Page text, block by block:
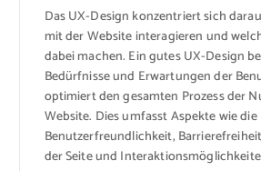
Das UX-Design konzentriert sich
mit der Website interagieren und
dabei machen. Ein gutes UX-Design
Bedürfnisse und Erwartungen der
optimiert den gesamten Prozess der
Website. Dies umfasst Aspekte wie die
Benutzerfreundlichkeit,
der Seite und